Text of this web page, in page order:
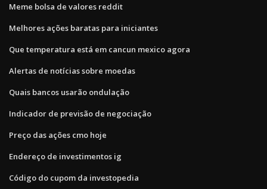
Meme bolsa de valores reddit
Melhores ações baratas para iniciantes
Que temperatura está em cancun mexico agora
Alertas de notícias sobre moedas
Quais bancos usarão ondulação
Indicador de previsão de negociação
Preço das ações cmo hoje
Endereço de investimentos ig
Código do cupom da investopedia